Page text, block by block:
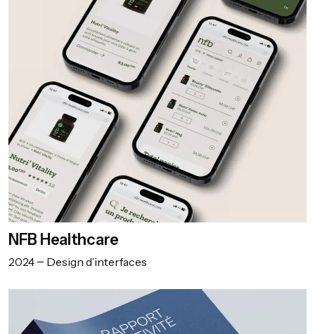
NFB Healthcare
2024 Design d’interfaces